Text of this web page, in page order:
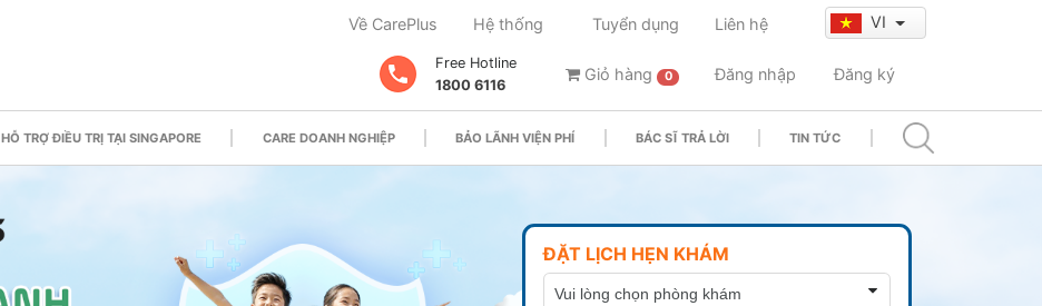
Về CarePlus Hệ thống Tuyển dụng Liên hệ VI
Free Hotline
1800 6116
Giỏ hàng 0 Đăng nhập Đăng ký
HỖ TRỢ ĐIỀU TRỊ TẠI SINGAPORE CARE DOANH NGHIỆP BẢO LÃNH VIỆN PHÍ BÁC SĨ TRẢ LỜI TIN TỨC
ĐẶT LỊCH HẸN KHÁM